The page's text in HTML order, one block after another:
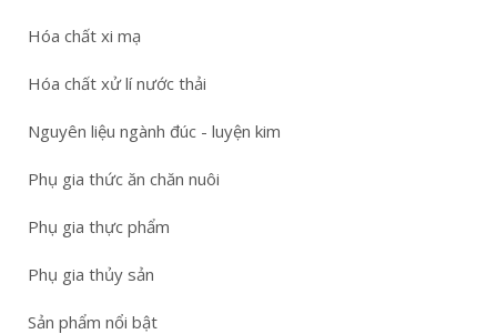
Hóa chất xi mạ
Hóa chất xử lí nước thải
Nguyên liệu ngành đúc - luyện kim
Phụ gia thức ăn chăn nuôi
Phụ gia thực phẩm
Phụ gia thủy sản
Sản phẩm nổi bật